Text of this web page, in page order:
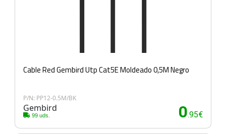
Cable Red Gembird Utp Cat5E Moldeado 0,5M Negro
P/N: PP12-0.5M/BK
Gembird
99 uds. 0.95€